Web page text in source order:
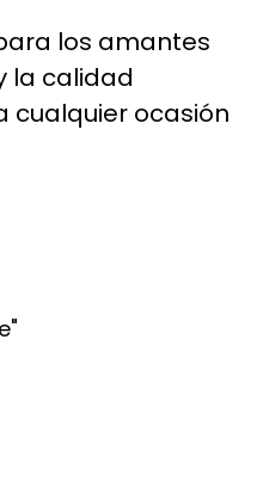
los amantes
la calidad
cualquier ocasión